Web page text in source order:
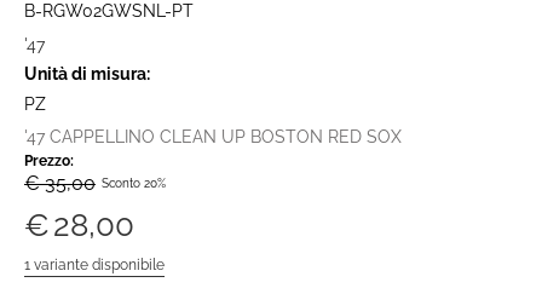
B-RGW02GWSNL-PT
'47
Unità di misura:
PZ
'47 CAPPELLINO CLEAN UP BOSTON RED SOX
Prezzo:
€ 35,00 Sconto 20%
€28,00